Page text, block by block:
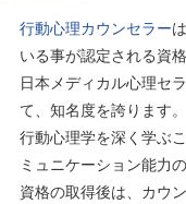
行動心理カウンセラー
いる事が認定される資格
日本メディカル心理セ
て、知名度を誇ります。
行動心理学を深く学ぶ
ミュニケーション能力
資格の取得後は、カウ